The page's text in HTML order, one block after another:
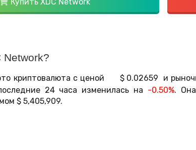
Network?
криптовалюта с ценой $ 0.02659
и
24 часа изменилась на -0.50%.
$ 5,405,909.